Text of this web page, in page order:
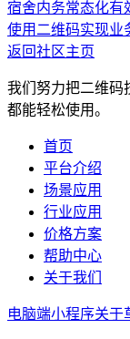
宿舍内务常态化有
使用二维码实现业
返回社区主页
我们努力把二维码
都能轻松使用。
首页
平台介绍
场景应用
行业应用
价格方案
帮助中心
关于我们
电脑端小程序关于